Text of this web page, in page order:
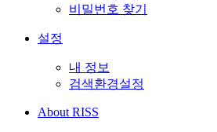
비밀번호 찾기
설정
내 정보
검색환경설정
About RISS